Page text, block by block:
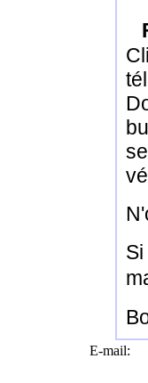
E-mail: